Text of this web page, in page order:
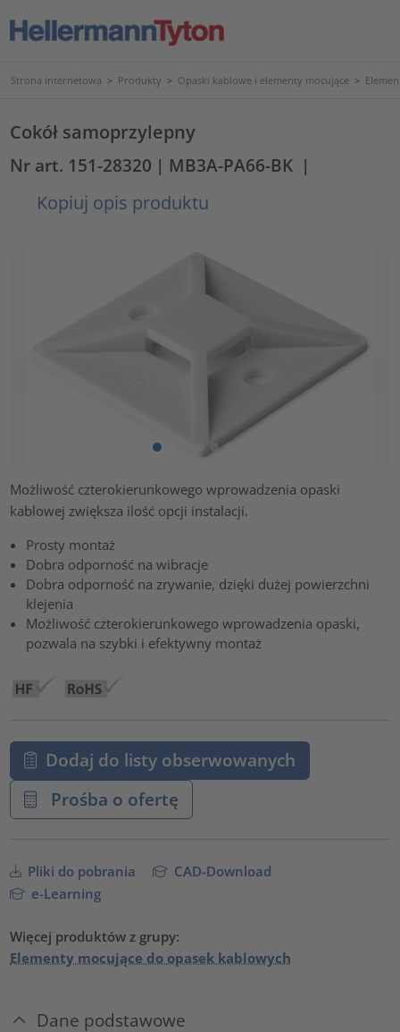
Strona internetowa > Produkty > Opaski kablowe i elementy mocujące >
Cokół samoprzylepny
Nr art. 151-28320 | MB3A-PA66-BK |
Kopiuj opis produktu
Możliwość czterokierunkowego wprowadzenia opaski
kablowej zwiększa ilość opcji instalacji.
Prosty montaż
Dobra odporność na wibracje
Dobra odporność na zrywanie, dzięki dużej powierzchni
klejenia
Możliwość czterokierunkowego wprowadzenia opaski,
pozwala na szybki i efektywny montaż
Dodaj do listy obserwowanych
Prośba o ofertę
Pliki do pobrania
CAD-Download
e-Learning
Więcej produktów z grupy:
Elementy mocujące do opasek kablowych
Dane podstawowe